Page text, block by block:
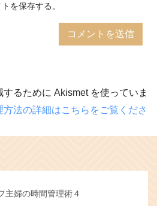
を保存する。
るために Akismet を使っていま
法の詳細はこちらをご覧くださ
主婦の時間管理術４